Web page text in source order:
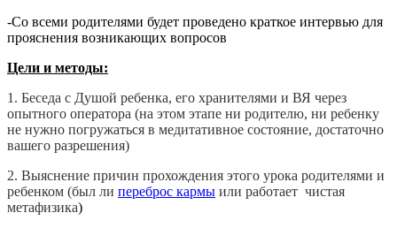
-Со всеми родителями будет проведено краткое интервью для
прояснения возникающих вопросов
Цели и методы:
1. Беседа с Душой ребенка, его хранителями и ВЯ через
опытного оператора (на этом этапе ни родителю, ни ребенку
не нужно погружаться в медитативное состояние, достаточно
вашего разрешения)
2. Выяснение причин прохождения этого урока родителями и
ребенком (был ли переброс кармы или работает чистая
метафизика)